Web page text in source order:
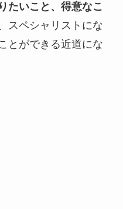
たいこと、得意なこ
スペシャリストにな
とができる近道にな